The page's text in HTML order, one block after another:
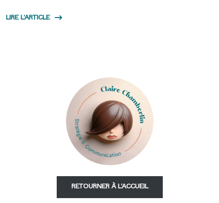
LIRE L'ARTICLE
RETOURNER À L'ACCUEIL